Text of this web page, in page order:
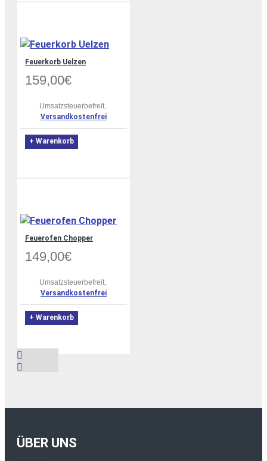
Feuerkorb Uelzen
159,00€
Umsatzsteuerbefreit,
Versandkostenfrei
+ Warenkorb
Feuerofen Chopper
149,00€
Umsatzsteuerbefreit,
Versandkostenfrei
+ Warenkorb
ÜBER UNS